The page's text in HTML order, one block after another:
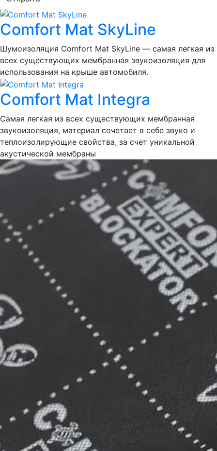
Comfort Mat SkyLine
Шумоизоляция Comfort Mat SkyLine — самая легкая из
всех существующих мембранная звукоизоляция для
использования на крыше автомобиля.
Comfort Mat Integra
Самая легкая из всех существующих мембранная
звукоизоляция, материал сочетает в себе звуко и
теплоизолирующие свойства, за счет уникальной
акустической мембраны